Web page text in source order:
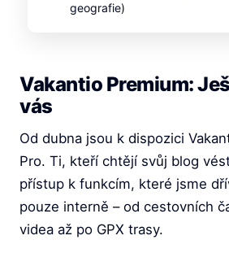
geografie)
Vakantio Premium:
vás
Od dubna jsou k dispozici
Pro. Ti, kteří chtějí svůj blog
přístup k funkcím, které jsme
pouze interně – od cestovních
videa až po GPX trasy.